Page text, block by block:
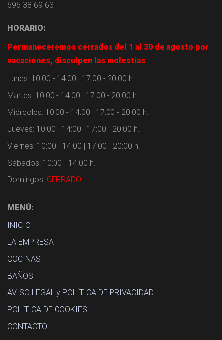
696 38 69 63
HORARIO:
Permaneceremos cerrados del 1 al 30 de agosto por
vacaciones, disculpen las molestias
Lunes: 10:00 - 14:00 | 17:00 - 20:00 h.
Martes: 10:00 - 14:00 | 17:00 - 20:00 h.
Miércoles: 10:00 - 14:00 | 17:00 - 20:00 h.
Jueves: 10:00 - 14:00 | 17:00 - 20:00 h.
Viernes: 10:00 - 14:00 | 17:00 - 20:00 h.
Sábados: 10:00 - 14:00 h.
Domingos: CERRADO
MENÚ:
INICIO
LA EMPRESA
COCINAS
BAÑOS
AVISO LEGAL y POLÍTICA DE PRIVACIDAD
POLÍTICA DE COOKIES
CONTACTO